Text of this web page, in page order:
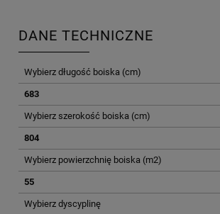
DANE TECHNICZNE
Wybierz długość boiska (cm)
683
Wybierz szerokość boiska (cm)
804
Wybierz powierzchnię boiska (m2)
55
Wybierz dyscyplinę